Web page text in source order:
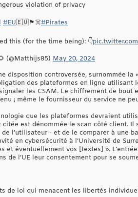
violation of privacy
#EU🇪🇺🏴☠️#Pirates
this (for the time being): 👇
(@Matthijs85) May 20, 2024
disposition controversée, surnommée la
des plateformes en ligne
les CSAM. Le chiffrement de bout
; même le fournisseur du service ne
que les plateformes devraient
est dénommée le scan côté client. Il
l’utilisateur - et de le comparer à une
en cybersécurité à l’Université de
et éventuellement vos [textes] ».
de l’UE leur consentement pour se
de loi qui menacent les libertés